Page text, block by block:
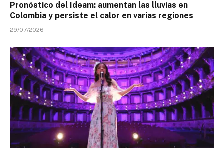
Pronóstico del Ideam: aumentan las lluvias en
Colombia y persiste el calor en varias regiones
29/07/2026